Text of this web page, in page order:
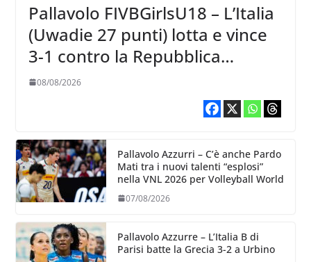
Pallavolo FIVBGirlsU18 – L’Italia
(Uwadie 27 punti) lotta e vince
3-1 contro la Repubblica
Dominicana
08/08/2026
Pallavolo Azzurri – C’è anche Pardo
Mati tra i nuovi talenti “esplosi”
nella VNL 2026 per Volleyball World
07/08/2026
Pallavolo Azzurre – L’Italia B di
Parisi batte la Grecia 3-2 a Urbino